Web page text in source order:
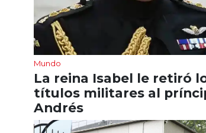
Mundo
La reina Isabel le retiró
títulos militares al
Andrés